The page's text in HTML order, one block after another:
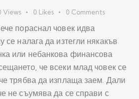
Views 0 Likes 0 Comments
пораснал човек идва
се налага да изтегли някакъв
или небанкова финансова
че всеки млад човек се
трябва да изплаща заем. Дали
не съумява да се справи с